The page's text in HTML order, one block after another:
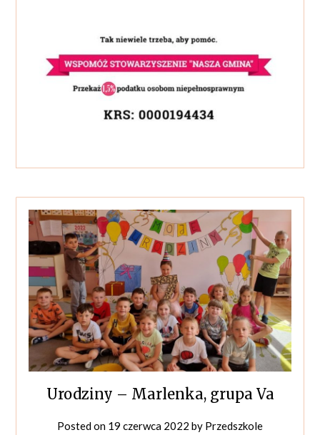
Urodziny – Marlenka, grupa Va
Posted on 19 czerwca 2022 by Przedszkole